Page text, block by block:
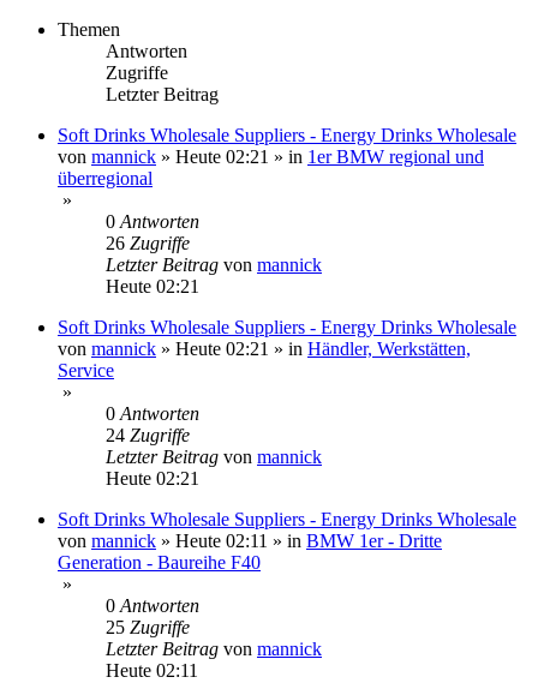
Themen
Antworten
Zugriffe
Letzter Beitrag
Soft Drinks Wholesale Suppliers - Energy Drinks Wholesale
von mannick » Heute 02:21 » in 1er BMW regional und
überregional
»
0 Antworten
26 Zugriffe
Letzter Beitrag von mannick
Heute 02:21
Soft Drinks Wholesale Suppliers - Energy Drinks Wholesale
von mannick » Heute 02:21 » in Händler, Werkstätten,
Service
»
0 Antworten
24 Zugriffe
Letzter Beitrag von mannick
Heute 02:21
Soft Drinks Wholesale Suppliers - Energy Drinks Wholesale
von mannick » Heute 02:11 » in BMW 1er - Dritte
Generation - Baureihe F40
»
0 Antworten
25 Zugriffe
Letzter Beitrag von mannick
Heute 02:11